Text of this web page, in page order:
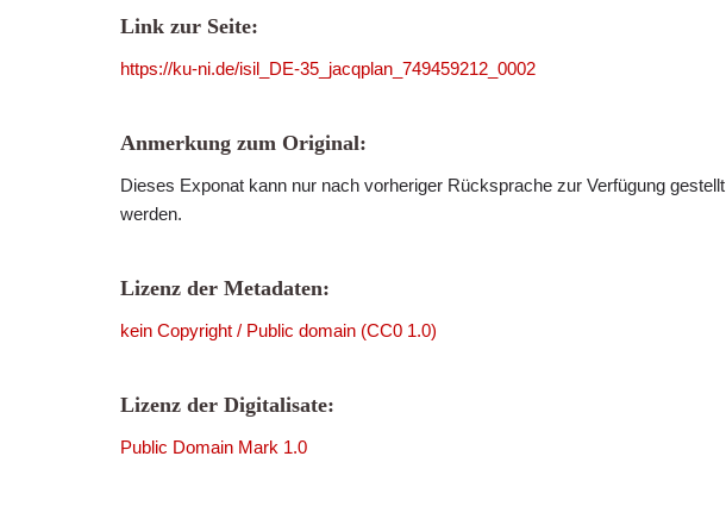
Link zur Seite:
https://ku-ni.de/isil_DE-35_jacqplan_749459212_0002
Anmerkung zum Original:
Dieses Exponat kann nur nach vorheriger Rücksprache zur Verfügung gestellt
werden.
Lizenz der Metadaten:
kein Copyright / Public domain (CC0 1.0)
Lizenz der Digitalisate:
Public Domain Mark 1.0